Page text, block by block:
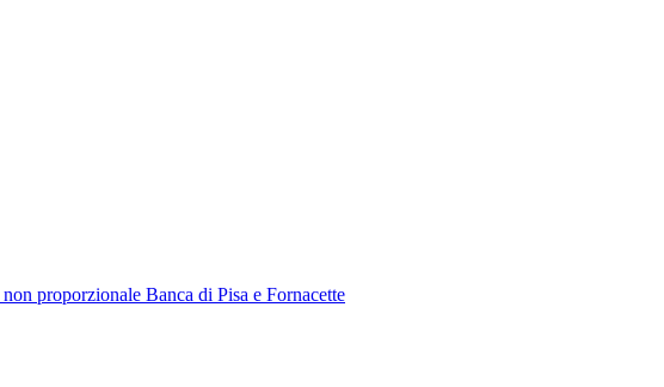
proporzionale Banca di Pisa e Fornacette